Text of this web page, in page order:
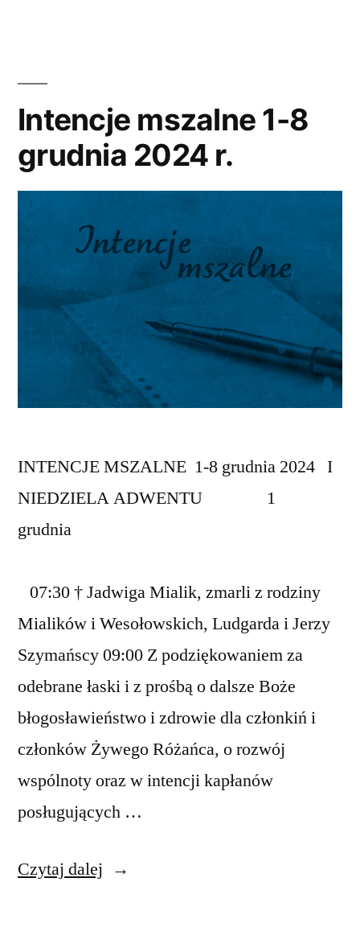
Intencje mszalne 1-8
grudnia 2024 r.
INTENCJE MSZALNE 1-8 grudnia 2024 I
NIEDZIELA ADWENTU 1
grudnia
07:30 † Jadwiga Mialik, zmarli z rodziny
Mialików i Wesołowskich, Ludgarda i Jerzy
Szymańscy 09:00 Z podziękowaniem za
odebrane łaski i z prośbą o dalsze Boże
błogosławieństwo i zdrowie dla członkiń i
członków Żywego Różańca, o rozwój
wspólnoty oraz w intencji kapłanów
posługujących …
Czytaj dalej „Intencje